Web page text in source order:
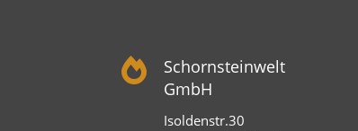

Schornsteinwelt
GmbH
Isoldenstr.30